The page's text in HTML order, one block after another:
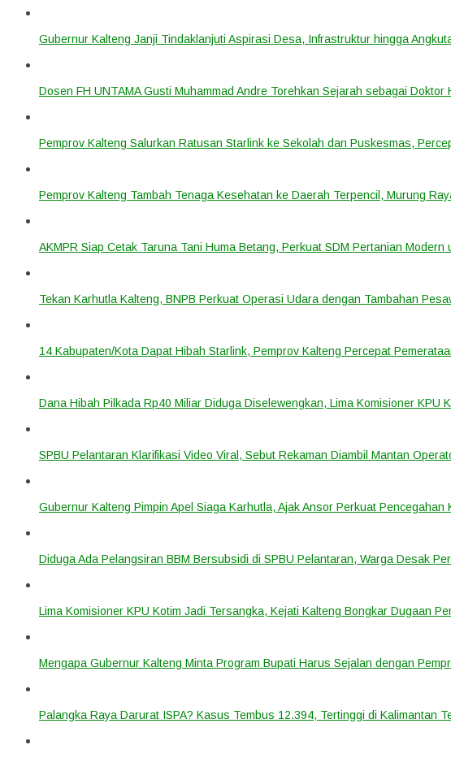
Gubernur Kalteng Janji Tindaklanjuti Aspirasi Desa, Infrastruktur hingga
Dosen FH UNTAMA Gusti Muhammad Andre Torehkan Sejarah sebagai Doktor
Pemprov Kalteng Salurkan Ratusan Starlink ke Sekolah dan Puskesmas,
Pemprov Kalteng Tambah Tenaga Kesehatan ke Daerah Terpencil, Murung
AKMPR Siap Cetak Taruna Tani Huma Betang, Perkuat SDM Pertanian
Tekan Karhutla Kalteng, BNPB Perkuat Operasi Udara dengan Tambahan
14 Kabupaten/Kota Dapat Hibah Starlink, Pemprov Kalteng Percepat
Dana Hibah Pilkada Rp40 Miliar Diduga Diselewengkan, Lima Komisioner KPU
SPBU Pelantaran Klarifikasi Video Viral, Sebut Rekaman Diambil Mantan
Gubernur Kalteng Pimpin Apel Siaga Karhutla, Ajak Ansor Perkuat Pencegahan
Diduga Ada Pelangsiran BBM Bersubsidi di SPBU Pelantaran, Warga Desak
Lima Komisioner KPU Kotim Jadi Tersangka, Kejati Kalteng Bongkar Dugaan
Mengapa Gubernur Kalteng Minta Program Bupati Harus Sejalan dengan
Palangka Raya Darurat ISPA? Kasus Tembus 12.394, Tertinggi di Kalimantan